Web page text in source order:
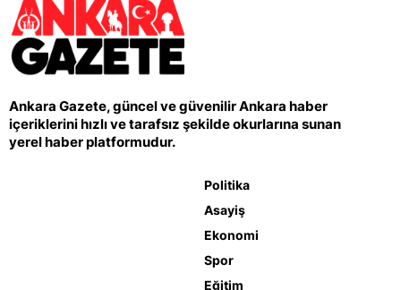
Ankara Gazete, güncel ve güvenilir Ankara haber
içeriklerini hızlı ve tarafsız şekilde okurlarına sunan
yerel haber platformudur.
Politika
Asayiş
Ekonomi
Spor
Eğitim